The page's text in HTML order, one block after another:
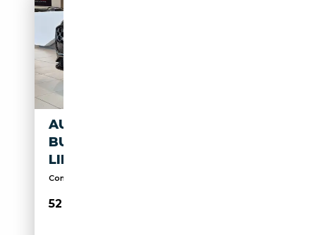
AUDI Q3 SPORTBACK 2.0 TDI
BUSINESS 150CV S-TRONIC S-
LINE
Concessionaria Ufficiale
52 900€